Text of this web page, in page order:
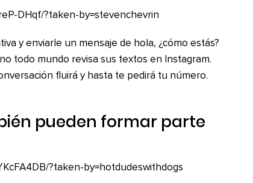
DHqf/?taken-by=stevenchevrin
y enviarle un mensaje de hola, ¿cómo estás?
todo mundo revisa sus textos en Instagram.
fluirá y hasta te pedirá tu número.
pueden formar parte
?taken-by=hotdudeswithdogs